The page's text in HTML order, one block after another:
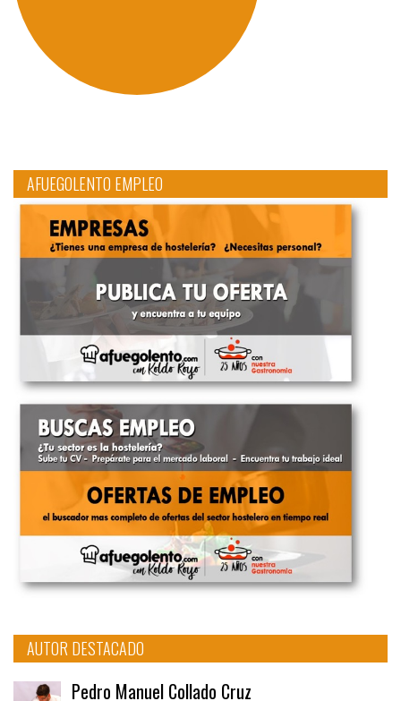
AFUEGOLENTO EMPLEO
AUTOR DESTACADO
Pedro Manuel Collado Cruz